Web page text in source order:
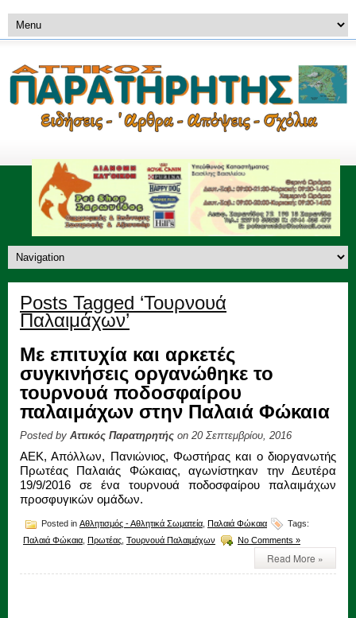
Posts Tagged ‘Τουρνουά
Παλαιμάχων’
Με επιτυχία και αρκετές
συγκινήσεις οργανώθηκε το
τουρνουά ποδοσφαίρου
παλαιμάχων στην Παλαιά Φώκαια
Posted by Αττικός Παρατηρητής on 20 Σεπτεμβρίου, 2016
ΑΕΚ, Απόλλων, Πανιώνιος, Φωστήρας και ο διοργανωτής
Πρωτέας Παλαιάς Φώκαιας, αγωνίστηκαν την Δευτέρα
19/9/2016 σε ένα τουρνουά ποδοσφαίρου παλαιμάχων
προσφυγικών ομάδων.
Posted in Αθλητισμός - Αθλητικά Σωματεία Παλαιά Φώκαια
Tags:
Παλαιά Φώκαια Πρωτέας Τουρνουά Παλαιμάχων No Comments »
Read More »